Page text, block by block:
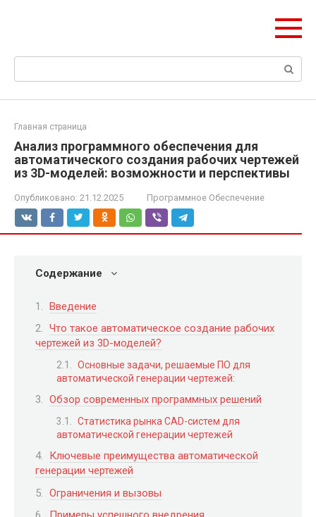
Поиск:
Главная страница
Анализ программного обеспечения для
автоматического создания рабочих чертежей
из 3D-моделей: возможности и перспективы
Опубликовано: 21.12.2025 Программное Обеспечение
Содержание
Введение
Что такое автоматическое создание рабочих
чертежей из 3D-моделей?
Основные задачи, решаемые ПО для
автоматической генерации чертежей:
Обзор современных программных решений
Статистика рынка CAD-систем для
автоматической генерации чертежей
Ключевые преимущества автоматической
генерации чертежей
Ограничения и вызовы